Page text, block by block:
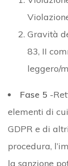
Gravità
83, II
leggero/
Fase 5 -
elementi di
GDPR e di
procedura,
la sanzione